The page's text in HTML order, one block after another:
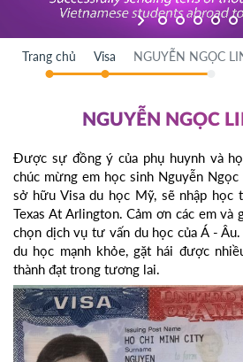
Trang chủ Visa NGUYỄN NGỌC
NGUYỄN NGỌC
Được sự đồng ý của phụ huynh và
chúc mừng em học sinh Nguyễn
sở hữu Visa du học Mỹ, sẽ nhập
Texas At Arlington. Cảm ơn các em
chọn dịch vụ tư vấn du học của Á -
du học mạnh khỏe, gặt hái được
thành đạt trong tương lai.